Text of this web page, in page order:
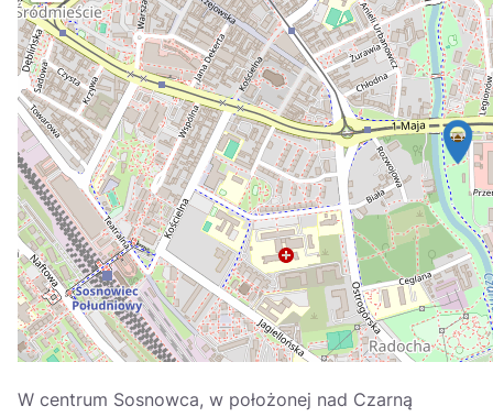
Português
Suomi
Україна
Zamknij
W centrum Sosnowca, w położonej nad Czarną